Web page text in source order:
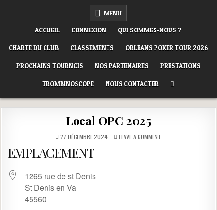
ORLÉANS POKER CLUB MENU
ACCUEIL CONNEXION QUI SOMMES-NOUS ?
CHARTE DU CLUB CLASSEMENTS ORLÉANS POKER TOUR 2026
PROCHAINS TOURNOIS NOS PARTENAIRES PRESTATIONS
TROMBINOSCOPE NOUS CONTACTER
Local OPC 2025
27 DÉCEMBRE 2024 LEAVE A COMMENT
EMPLACEMENT
1265 rue de st Denis
St Denis en Val
45560